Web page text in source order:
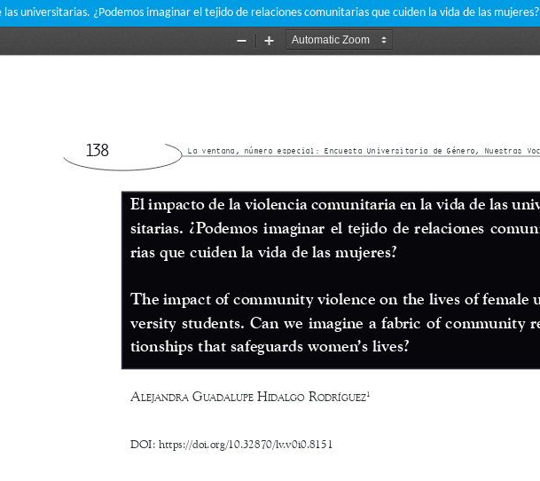
universitarias. ¿Podemos imaginar el tejido de relaciones comunitarias que cuiden la vida de las mujeres?